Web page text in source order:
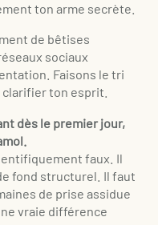
ton arme secrète.
de bêtises
sociaux
Faisons le tri
ton esprit.
dès le premier jour,
faux. Il
fond structurel. Il faut
de prise assidue
vraie différence